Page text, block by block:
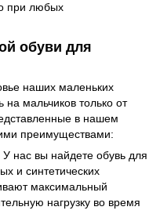
при любых
обуви для
наших маленьких
мальчиков только от
в нашем
преимуществами:
нас вы найдете обувь для
и синтетических
максимальный
нагрузку во время